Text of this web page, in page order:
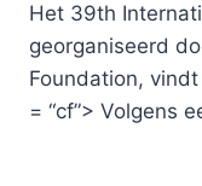
Het 39th
georganiseerd
Foundation,
= “cf”> Volgens